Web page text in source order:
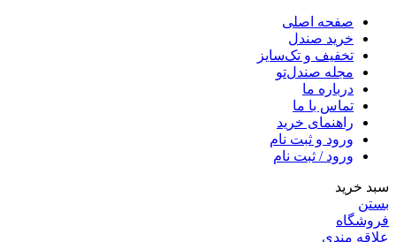
صفحه اصلی
خرید صندل
تخفیف و تک‌سایز
مجله صندل‌تو
درباره ما
تماس با ما
راهنمای خرید
ورود و ثبت نام
ورود / ثبت نام
سبد خرید
بستن
فروشگاه
علاقه مندی